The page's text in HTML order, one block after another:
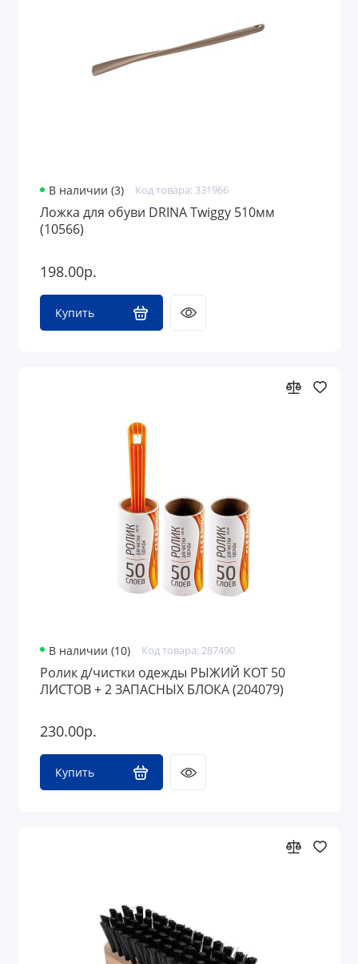
В наличии (3) Код товара: 331966
Ложка для обуви DRINA Twiggy 510мм
(10566)
198.00р.
Купить
В наличии (10) Код товара: 287490
Ролик д/чистки одежды РЫЖИЙ КОТ 50
ЛИСТОВ + 2 ЗАПАСНЫХ БЛОКА (204079)
230.00р.
Купить